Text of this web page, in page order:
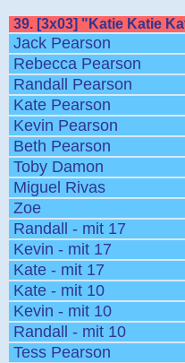
39. [3x03] "Katie Katie
Jack Pearson
Rebecca Pearson
Randall Pearson
Kate Pearson
Kevin Pearson
Beth Pearson
Toby Damon
Miguel Rivas
Zoe
Randall - mit 17
Kevin - mit 17
Kate - mit 17
Kate - mit 10
Kevin - mit 10
Randall - mit 10
Tess Pearson